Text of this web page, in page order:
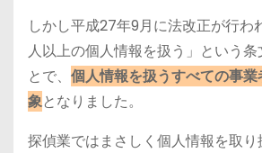
しかし平成27年9月に法改正が行
人以上の個人情報を扱う」という
とで、 個人情報を扱うすべての事
象となりました。
探偵業ではまさしく個人情報を取